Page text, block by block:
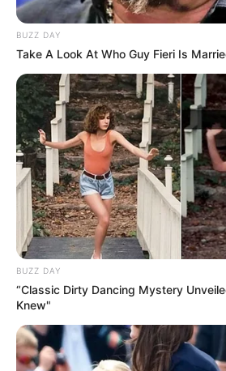
BUZZ DAY
Take A Look At Who Guy Fieri Is
BUZZ DAY
“Classic Dirty Dancing Mystery
Knew"